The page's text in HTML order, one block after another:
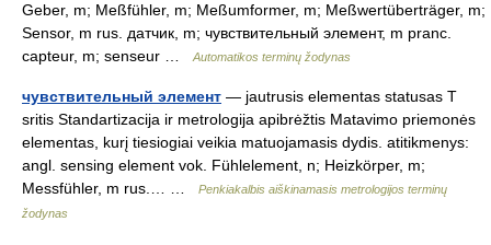
Geber, m; Meßfühler, m; Meßumformer, m; Meßwertüberträger, m;
Sensor, m rus. датчик, m; чувствительный элемент, m pranc.
capteur, m; senseur …
Automatikos terminų žodynas
чувствительный элемент — jautrusis elementas statusas T
sritis Standartizacija ir metrologija apibrėžtis Matavimo priemonės
elementas, kurį tiesiogiai veikia matuojamasis dydis. atitikmenys:
angl. sensing element vok. Fühlelement, n; Heizkörper, m;
Messfühler, m rus.… …
Penkiakalbis aiškinamasis metrologijos terminų
žodynas